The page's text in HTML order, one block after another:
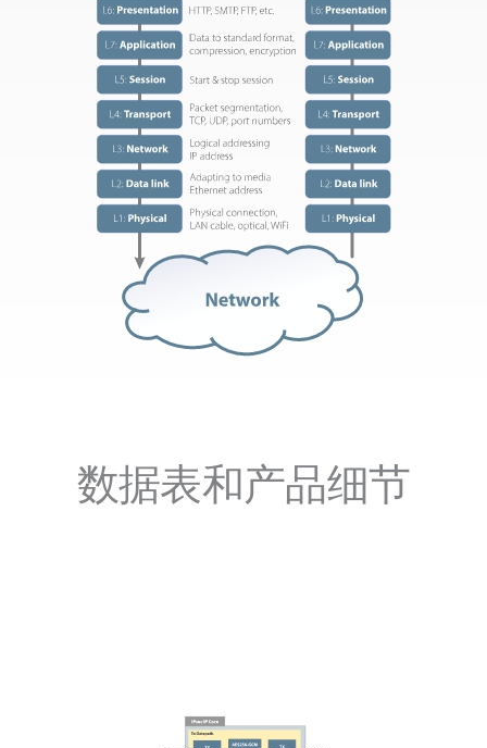
数据表和产品细节